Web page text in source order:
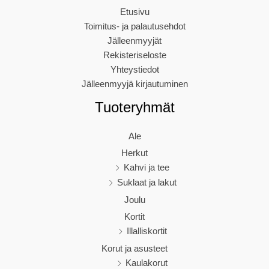
Etusivu
Toimitus- ja palautusehdot
Jälleenmyyjät
Rekisteriseloste
Yhteystiedot
Jälleenmyyjä kirjautuminen
Tuoteryhmät
Ale
Herkut
Kahvi ja tee
Suklaat ja lakut
Joulu
Kortit
Illalliskortit
Korut ja asusteet
Kaulakorut